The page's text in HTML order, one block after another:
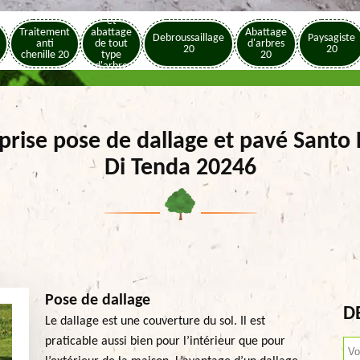
Traitement
anti
chenille 20
Elagage
et
abattage
de tout
type
d'arbre
Debroussaillage
20
Abattage
d'arbres
20
Paysagiste
20
pose de dallage et pavé Santo
Di Tenda 20246
Pose de dallage
Le dallage est une couverture du sol. Il est
praticable aussi bien pour l’intérieur que pour